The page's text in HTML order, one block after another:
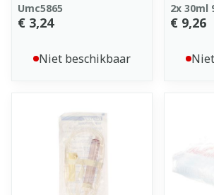
Umc5865
€ 3,24
Niet beschikbaar
2x 30ml
€ 9,26